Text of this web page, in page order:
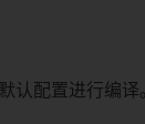
认配置进行编译